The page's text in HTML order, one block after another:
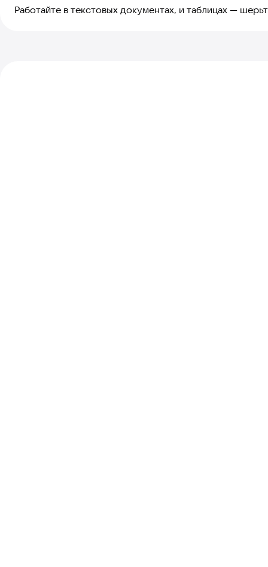
Работайте в текстовых документах, и таблицах —